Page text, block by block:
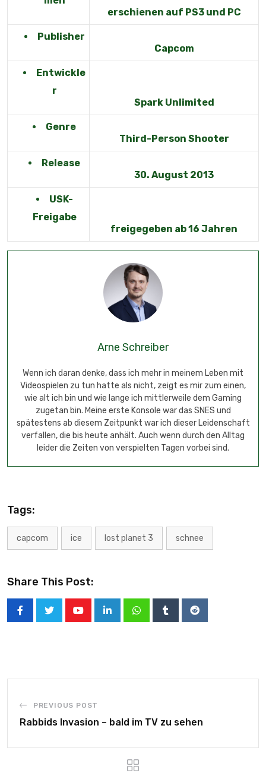
erschienen auf PS3 und PC
Publisher
Capcom
Entwickle
r
Spark Unlimited
Genre
Third-Person Shooter
Release
30. August 2013
USK-
Freigabe
freigegeben ab 16 Jahren
Arne Schreiber
Wenn ich daran denke, dass ich mehr in meinem Leben mit
Videospielen zu tun hatte als nicht, zeigt es mir zum einen,
wie alt ich bin und wie lange ich mittlerweile dem Gaming
zugetan bin. Meine erste Konsole war das SNES und
spätestens ab diesem Zeitpunkt war ich dieser Leidenschaft
verfallen, die bis heute anhält. Auch wenn durch den Alltag
leider die Zeiten von verspielten Tagen vorbei sind.
Tags:
capcom ice lost planet 3 schnee
Share This Post:
PREVIOUS POST
Rabbids Invasion – bald im TV zu sehen